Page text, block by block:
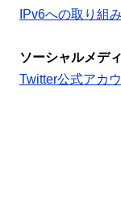
IPv6への取り組み
ソーシャルメデ
Twitter公式アカ